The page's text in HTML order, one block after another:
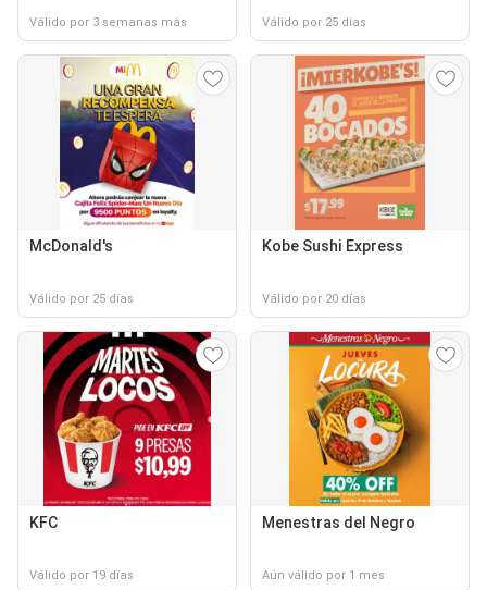
Válido por 3 semanas más Válido por 25 días
McDonald's
Válido por 25 días
Kobe Sushi Express
Válido por 20 días
KFC
Válido por 19 días
Menestras del Negro
Aún válido por 1 mes